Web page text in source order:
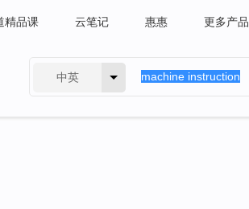
精品课 云笔记 惠惠 更多产品
中英